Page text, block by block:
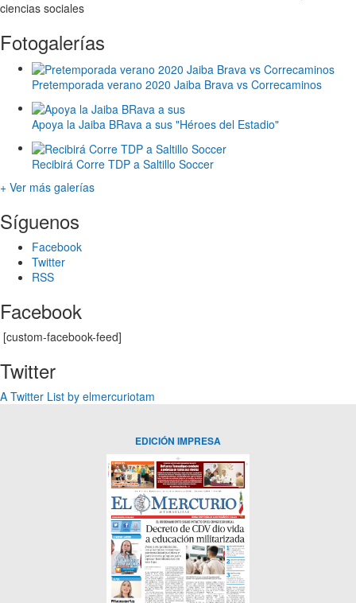
ciencias sociales
Fotogalerías
Pretemporada verano 2020 Jaiba Brava vs Correcaminos
Apoya la Jaiba BRava a sus "Héroes del Estadio"
Recibirá Corre TDP a Saltillo Soccer
+ Ver más galerías
Síguenos
Facebook
Twitter
RSS
Facebook
[custom-facebook-feed]
Twitter
A Twitter List by elmercuriotam
EDICIÓN IMPRESA